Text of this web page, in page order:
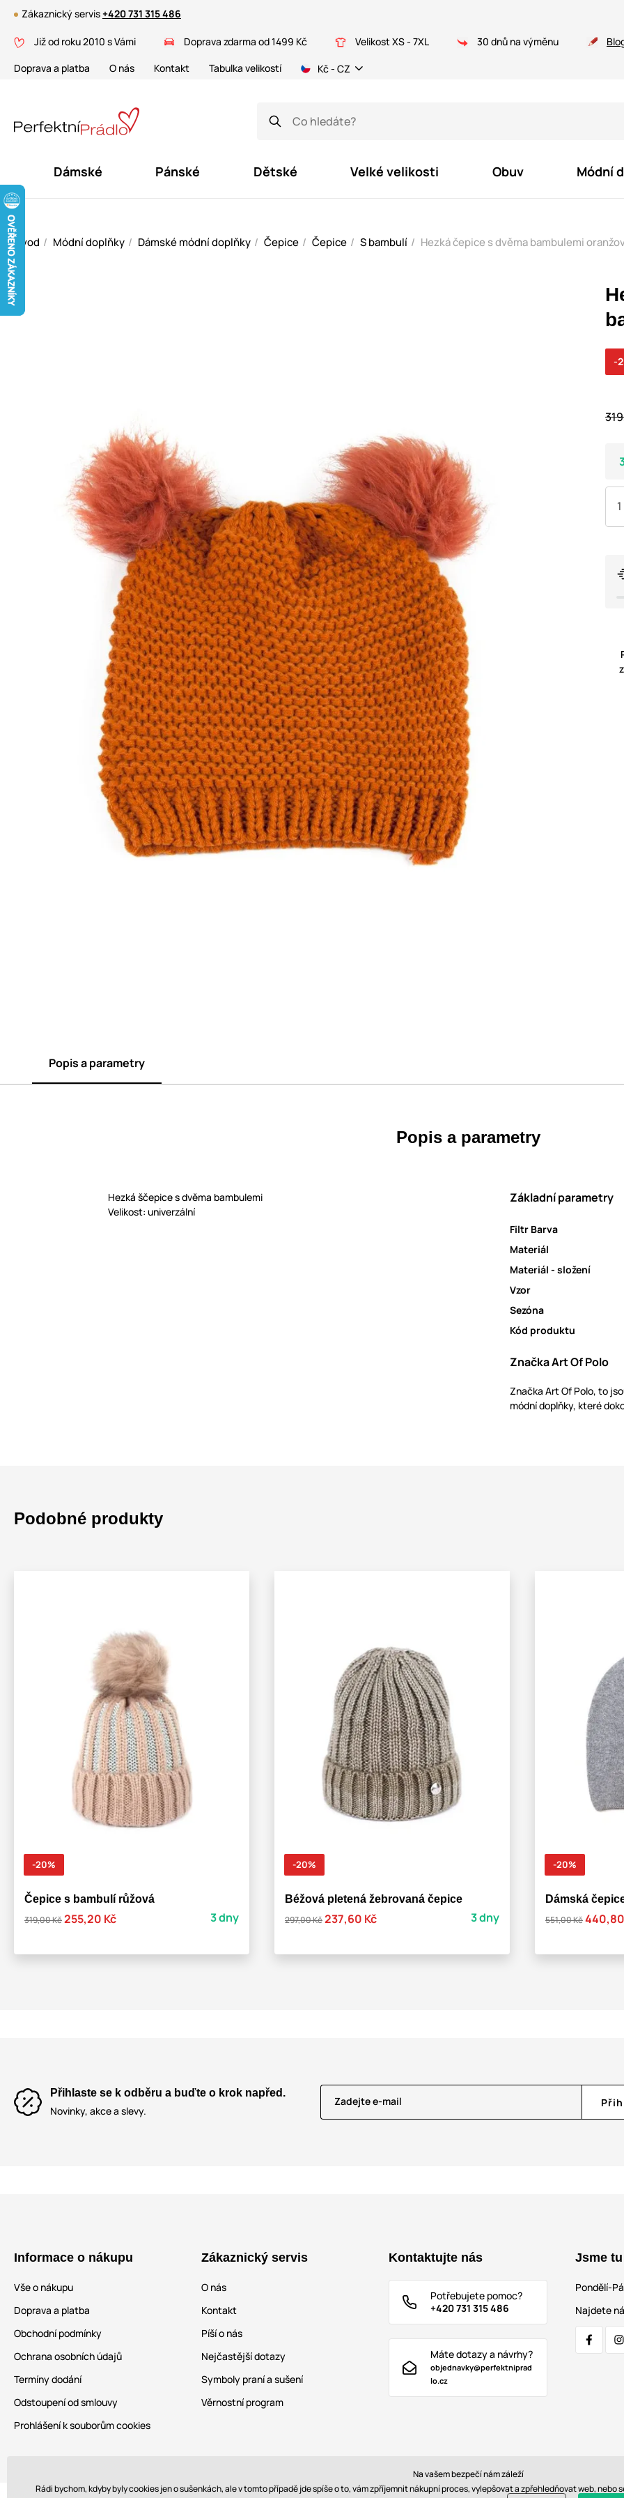
Zákaznický servis+420 731 315 486
Již od roku 2010 s Vámi Doprava zdarma od 1499 Kč Velikost XS - 7XL 30 dnů na výměnu
Doprava a platba
O nás Kontakt Tabulka velikostí Kč - CZ
Dámské Pánské Dětské Velké velikosti Obuv Módní
Úvod Módní doplňky Dámské módní doplňky Čepice Čepice S bambulí Hezká čepice s dvěma bambulemi
-
Popis a parametry
Popis a parametry
Hezká ščepice s dvěma bambulemi
Velikost: univerzální
Základní parametry
Filtr Barva
Materiál
Materiál - složení
Vzor
Sezóna
Kód produktu
Značka Art Of Polo
Značka Art Of Polo, to
módní doplňky, které
Podobné produkty
-20%
Čepice s bambulí růžová
319,00 Kč255,20 Kč 3 dny
-20%
Béžová pletená žebrovaná čepice
297,00 Kč237,60 Kč 3 dny
-20%
Dámská
551,00 Kč
Přihlaste se k odběru a buďte o krok napřed.
Novinky, akce a slevy.
Zadejte e-mail
Informace o nákupu
Vše o nákupu
Doprava a platba
Obchodní podmínky
Ochrana osobních údajů
Termíny dodání
Odstoupení od smlouvy
Prohlášení k souborům cookies
Zákaznický servis
O nás
Kontakt
Píší o nás
Nejčastější dotazy
Symboly praní a sušení
Věrnostní program
Kontaktujte nás
Potřebujete pomoc?
+420 731 315 486
Máte dotazy a návrhy?
objednavky@perfektniprad
lo.cz
Jsme
Pondělí-
Najdete
Na vašem bezpečí nám záleží
Rádi bychom, kdyby byly cookies jen o sušenkách, ale v tomto případě jde spíše o to, vám zpříjemnit nákupní proces, vylepšovat a zpřehledňovat web,